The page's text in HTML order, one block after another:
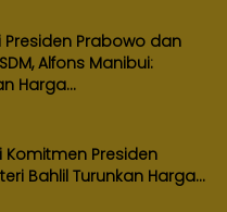
Presiden Prabowo dan
Alfons Manibui:
Harga...
Komitmen Presiden
Bahlil Turunkan Harga...